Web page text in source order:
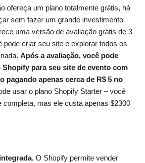
ofereça um plano totalmente grátis, há
sem fazer um grande investimento
uma versão de avaliação grátis de 3
pode criar seu site e explorar todos os
Após a avaliação, você pode
para seu site de evento com
pagando apenas cerca de R$ 5 no
usar o plano Shopify Starter – você
completa, mas ele custa apenas $2300
O Shopify permite vender